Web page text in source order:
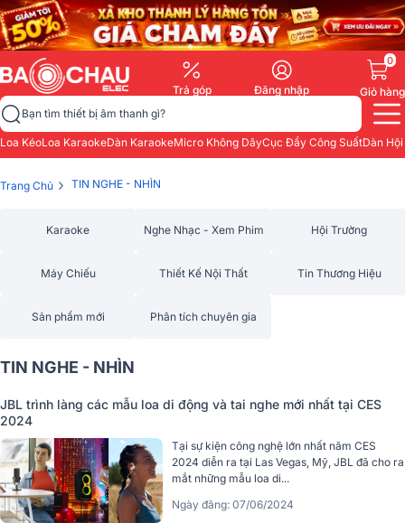
Trả góp Đăng nhập
0
Giỏ hàng
Bạn tìm thiết bị âm thanh gì?
Loa KéoLoa KaraokeDàn KaraokeMicro Không DâyCục Đẩy Công SuấtDàn
Trang Chủ › TIN NGHE - NHÌN
Karaoke Nghe Nhạc - Xem Phim Hội Trường
Máy Chiếu Thiết Kế Nội Thất Tin Thương Hiệu
Sản phẩm mới Phân tích chuyên gia
TIN NGHE - NHÌN
JBL trình làng các mẫu loa di động và tai nghe mới nhất tại CES
2024
Tại sự kiện công nghệ lớn nhất năm CES
2024 diễn ra tại Las Vegas, Mỹ, JBL đã cho ra
mắt những mẫu loa di...
Ngày đăng: 07/06/2024